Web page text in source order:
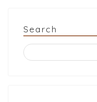
Search